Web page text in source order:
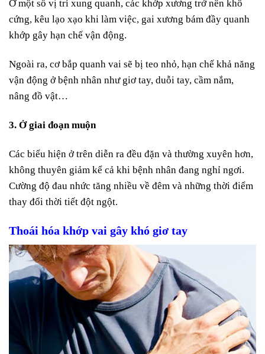
Ở một số vị trí xung quanh, các khớp xương trở nên khô
cứng, kêu lạo xạo khi làm việc, gai xương bám đầy quanh
khớp gây hạn chế vận động.
Ngoài ra, cơ bắp quanh vai sẽ bị teo nhỏ, hạn chế khả năng
vận động ở bệnh nhân như giơ tay, duỗi tay, cầm nắm,
nâng đồ vật…
3. Ở giai đoạn muộn
Các biểu hiện ở trên diễn ra đều đặn và thường xuyên hơn,
không thuyên giảm kể cả khi bệnh nhân đang nghỉ ngơi.
Cường độ đau nhức tăng nhiều về đêm và những thời điểm
thay đổi thời tiết đột ngột.
Thoái hóa khớp vai gây khó giơ tay